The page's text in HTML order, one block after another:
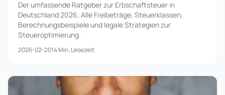
Der umfassende Ratgeber zur Erbschaftsteuer in
Deutschland 2026. Alle Freibeträge, Steuerklassen,
Berechnungsbeispiele und legale Strategien zur
Steueroptimierung.
2026-02-2014Min. Lesezeit